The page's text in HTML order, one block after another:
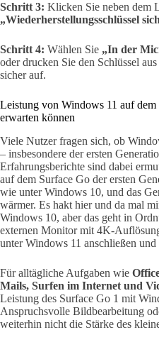
Schritt 3: Klicken Sie neben dem
„Wiederherstellungsschlüssel
Schritt 4: Wählen Sie „In der
oder drucken Sie den Schlüssel
sicher auf.
Leistung von Windows 11 auf dem
erwarten können
Viele Nutzer fragen sich, ob
– insbesondere der ersten
Erfahrungsberichte sind dabei
auf dem Surface Go der ersten
wie unter Windows 10, und das
wärmer. Es hakt hier und da mal
Windows 10, aber das geht in
externen Monitor mit 4K-
unter Windows 11 anschließen
Für alltägliche Aufgaben wie
Mails, Surfen im Internet und
Leistung des Surface Go 1 mit
Anspruchsvolle Bildbearbeitung
weiterhin nicht die Stärke des